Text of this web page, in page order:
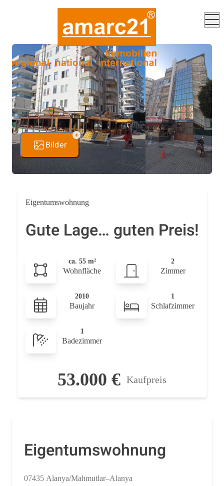
Bilder
Eigentumswohnung
Gute Lage… guten Preis!
ca. 55 m²
Wohnfläche
2
Zimmer
2010
Baujahr
1
Schlafzimmer
1
Badezimmer
53.000 € Kaufpreis
Eigentumswohnung
07435 Alanya/Mahmutlar–Alanya